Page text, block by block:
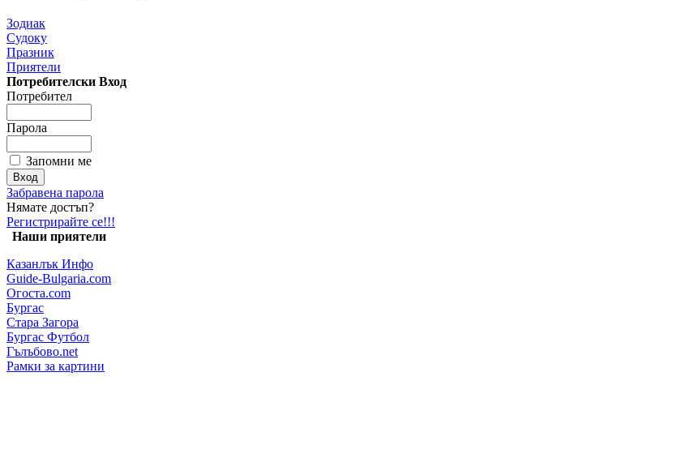
Зодиак
Судоку
Празник
Приятели
Потребителски Вход
Потребител
Парола
Запомни ме
Забравена парола
Нямате достъп?
Регистрирайте се!!!
Наши приятели
Казанлък Инфо
Guide-Bulgaria.com
Огоста.com
Бургас
Стара Загора
Бургас Футбол
Гълъбово.net
Рамки за картини